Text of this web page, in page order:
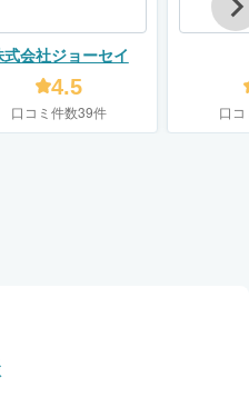
式会社ジョーセイ
4.5
口コミ件数39件 口